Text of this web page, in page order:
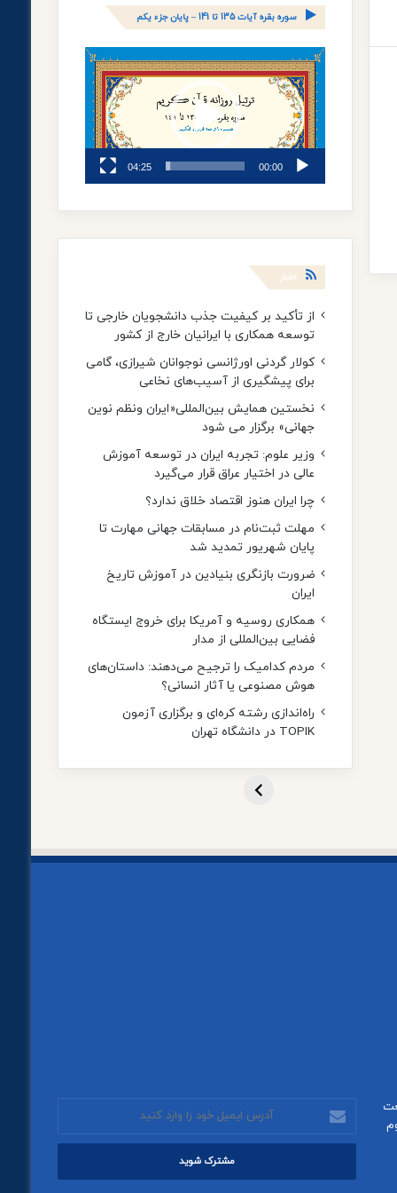
سوره بقره آیات 135 تا 141 – پایان جزء یکم
نمایشگر
ویدیو
00:00
04:25
اخبار
از تأکید بر کیفیت جذب دانشجویان خارجی تا
توسعه همکاری با ایرانیان خارج از کشور
کولار گردنی اورژانسی نوجوانان شیرازی، گامی
برای پیشگیری از آسیب‌های نخاعی
نخستین همایش بین‌المللی«ایران ونظم نوین
جهانی» برگزار می شود
وزیر علوم: تجربه ایران در توسعه آموزش
عالی در اختیار عراق قرار می‌گیرد
چرا ایران هنوز اقتصاد خلاق ندارد؟
مهلت ثبت‌نام در مسابقات جهانی مهارت تا
پایان شهریور تمدید شد
ضرورت بازنگری بنیادین در آموزش تاریخ
ایران
همکاری روسیه و آمریکا برای خروج ایستگاه
فضایی بین‌المللی از مدار
مردم کدامیک را ترجیح می‌دهند: داستان‌های
هوش مصنوعی یا آثار انسانی؟
راه‌اندازی رشته کره‌ای و برگزاری آزمون
TOPIK در دانشگاه تهران
ایمیل
خود
وارد